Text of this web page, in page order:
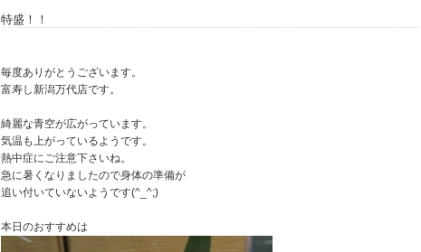
特盛！！
毎度ありがとうございます。
富寿し新潟万代店です。
綺麗な青空が広がっています。
気温も上がっているようです。
熱中症にご注意下さいね。
急に暑くなりましたので身体の準備が
追い付いていないようです(^_^;)
本日のおすすめは